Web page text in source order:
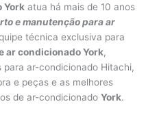
York atua há mais de 10 anos
e manutenção para ar
técnica exclusiva para
ar condicionado York,
ar-condicionado Hitachi,
e peças e as melhores
de ar-condicionadoYork.